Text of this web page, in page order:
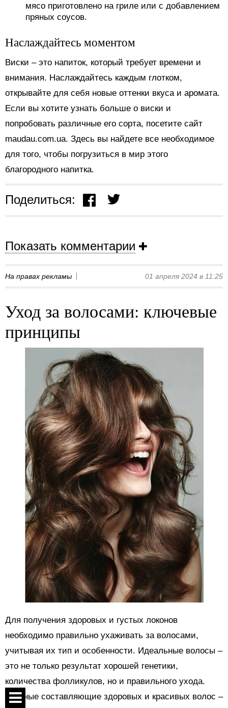
мясо приготовлено на гриле или с добавлением
пряных соусов.
Наслаждайтесь моментом
Виски – это напиток, который требует времени и
внимания. Наслаждайтесь каждым глотком,
открывайте для себя новые оттенки вкуса и аромата.
Если вы хотите узнать больше о виски и
попробовать различные его сорта, посетите сайт
maudau.com.ua. Здесь вы найдете все необходимое
для того, чтобы погрузиться в мир этого
благородного напитка.
Поделиться:
Показать комментарии
На правах рекламы 01 апреля 2024 в 11:25
Уход за волосами: ключевые
принципы
Для получения здоровых и густых локонов
необходимо правильно ухаживать за волосами,
учитывая их тип и особенности. Идеальные волосы –
это не только результат хорошей генетики,
количества фолликулов, но и правильного ухода.
Главные составляющие здоровых и красивых волос –